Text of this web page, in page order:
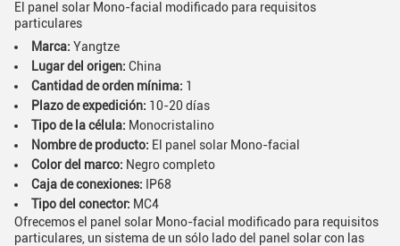
El panel solar Mono-facial modificado para requisitos
particulares
Marca: Yangtze
Lugar del origen: China
Cantidad de orden mínima: 1
Plazo de expedición: 10-20 días
Tipo de la célula: Monocristalino
Nombre de producto: El panel solar Mono-facial
Color del marco: Negro completo
Caja de conexiones: IP68
Tipo del conector: MC4
Ofrecemos el panel solar Mono-facial modificado para requisitos
particulares, un sistema de un sólo lado del panel solar con las